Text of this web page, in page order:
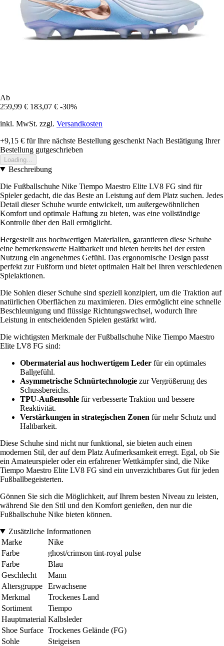
Ab
259,99 € 183,07 € -30%
inkl. MwSt. zzgl. Versandkosten
+9,15 € für Ihre nächste Bestellung geschenkt Nach Bestätigung Ihrer
Bestellung gutgeschrieben
Loading...
Beschreibung
Die Fußballschuhe Nike Tiempo Maestro Elite LV8 FG sind für
Spieler gedacht, die das Beste an Leistung auf dem Platz suchen. Jedes
Detail dieser Schuhe wurde entwickelt, um außergewöhnlichen
Komfort und optimale Haftung zu bieten, was eine vollständige
Kontrolle über den Ball ermöglicht.
Hergestellt aus hochwertigen Materialien, garantieren diese Schuhe
eine bemerkenswerte Haltbarkeit und bieten bereits bei der ersten
Nutzung ein angenehmes Gefühl. Das ergonomische Design passt
perfekt zur Fußform und bietet optimalen Halt bei Ihren verschiedenen
Spielaktionen.
Die Sohlen dieser Schuhe sind speziell konzipiert, um die Traktion auf
natürlichen Oberflächen zu maximieren. Dies ermöglicht eine schnelle
Beschleunigung und flüssige Richtungswechsel, wodurch Ihre
Leistung in entscheidenden Spielen gestärkt wird.
Die wichtigsten Merkmale der Fußballschuhe Nike Tiempo Maestro
Elite LV8 FG sind:
Obermaterial aus hochwertigem Leder für ein optimales
Ballgefühl.
Asymmetrische Schnürtechnologie zur Vergrößerung des
Schussbereichs.
TPU-Außensohle für verbesserte Traktion und bessere
Reaktivität.
Verstärkungen in strategischen Zonen für mehr Schutz und
Haltbarkeit.
Diese Schuhe sind nicht nur funktional, sie bieten auch einen
modernen Stil, der auf dem Platz Aufmerksamkeit erregt. Egal, ob Sie
ein Amateurspieler oder ein erfahrener Wettkämpfer sind, die Nike
Tiempo Maestro Elite LV8 FG sind ein unverzichtbares Gut für jeden
Fußballbegeisterten.
Gönnen Sie sich die Möglichkeit, auf Ihrem besten Niveau zu leisten,
während Sie den Stil und den Komfort genießen, den nur die
Fußballschuhe Nike bieten können.
Zusätzliche Informationen
Marke
Nike
Farbe
ghost/crimson tint-royal pulse
Farbe
Blau
Geschlecht
Mann
Altersgruppe
Erwachsene
Merkmal
Trockenes Land
Sortiment
Tiempo
Hauptmaterial Kalbsleder
Shoe Surface Trockenes Gelände (FG)
Sohle
Steigeisen